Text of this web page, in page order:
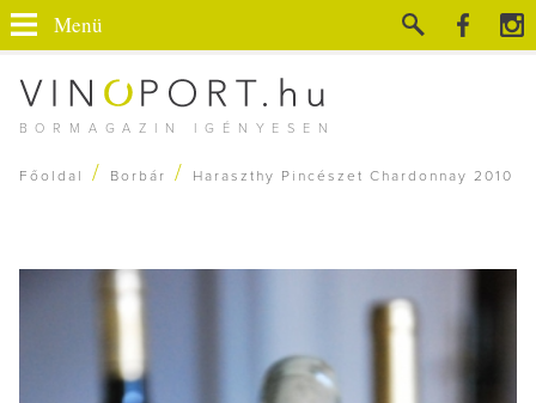
BORMAGAZIN IGÉNYESEN
Menü
Főoldal / Borbár / Haraszthy Pincészet Chardonnay 2010